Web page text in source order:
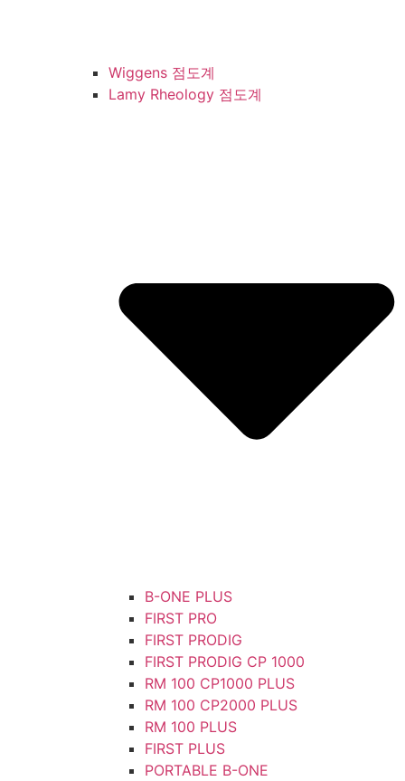
Wiggens 점도계
Lamy Rheology 점도계
B-ONE PLUS
FIRST PRO
FIRST PRODIG
FIRST PRODIG CP 1000
RM 100 CP1000 PLUS
RM 100 CP2000 PLUS
RM 100 PLUS
FIRST PLUS
PORTABLE B-ONE